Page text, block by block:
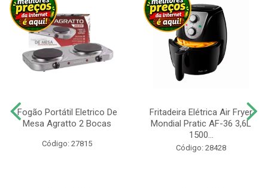
Fogão Portátil Eletrico De
Mesa Agratto 2 Bocas
Código: 27815
Fritadeira Elétrica Air Fryer
Mondial Pratic AF-36 3,6L
1500...
Código: 28428